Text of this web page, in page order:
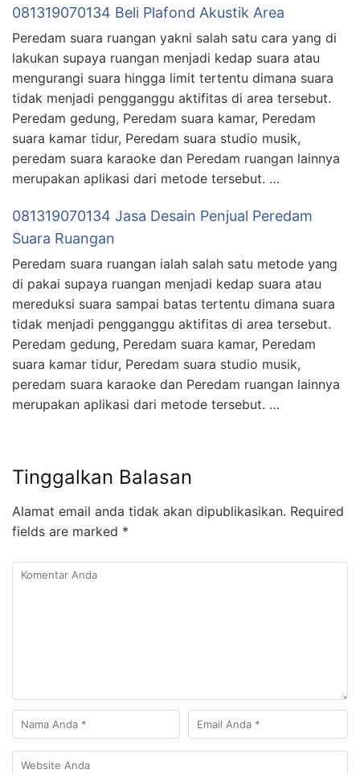
081319070134 Beli Plafond Akustik Area
Peredam suara ruangan yakni salah satu cara yang di
lakukan supaya ruangan menjadi kedap suara atau
mengurangi suara hingga limit tertentu dimana suara
tidak menjadi pengganggu aktifitas di area tersebut.
Peredam gedung, Peredam suara kamar, Peredam
suara kamar tidur, Peredam suara studio musik,
peredam suara karaoke dan Peredam ruangan lainnya
merupakan aplikasi dari metode tersebut. …
081319070134 Jasa Desain Penjual Peredam
Suara Ruangan
Peredam suara ruangan ialah salah satu metode yang
di pakai supaya ruangan menjadi kedap suara atau
mereduksi suara sampai batas tertentu dimana suara
tidak menjadi pengganggu aktifitas di area tersebut.
Peredam gedung, Peredam suara kamar, Peredam
suara kamar tidur, Peredam suara studio musik,
peredam suara karaoke dan Peredam ruangan lainnya
merupakan aplikasi dari metode tersebut. …
Tinggalkan Balasan
Alamat email anda tidak akan dipublikasikan. Required
fields are marked *